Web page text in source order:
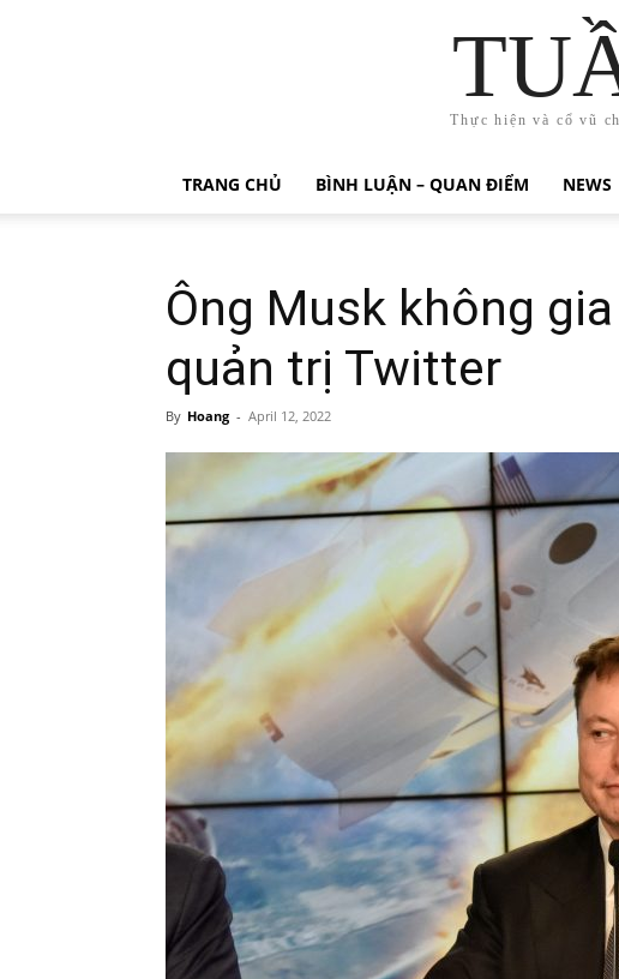
Thực hiện và cổ vũ
TRANG CHỦ BÌNH LUẬN – QUAN ĐIỂM NEWS
Ông Musk không
quản trị Twitter
By Hoang - April 12, 2022